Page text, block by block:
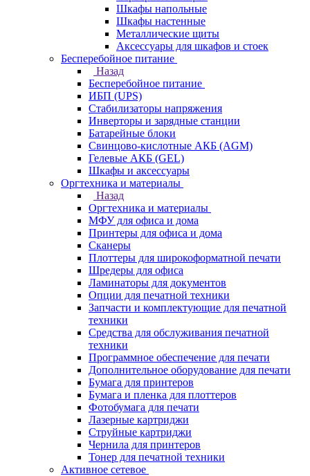
Шкафы напольные
Шкафы настенные
Металлические щиты
Аксессуары для шкафов и стоек
Бесперебойное питание
Назад
Бесперебойное питание
ИБП (UPS)
Стабилизаторы напряжения
Инверторы и зарядные станции
Батарейные блоки
Свинцово-кислотные АКБ (AGM)
Гелевые АКБ (GEL)
Шкафы и аксессуары
Оргтехника и материалы
Назад
Оргтехника и материалы
МФУ для офиса и дома
Принтеры для офиса и дома
Сканеры
Плоттеры для широкоформатной печати
Шредеры для офиса
Ламинаторы для документов
Опции для печатной техники
Запчасти и комплектующие для печатной
техники
Средства для обслуживания печатной
техники
Программное обеспечение для печати
Дополнительное оборудование для печати
Бумага для принтеров
Бумага и пленка для плоттеров
Фотобумага для печати
Лазерные картриджи
Струйные картриджи
Чернила для принтеров
Тонер для печатной техники
Активное сетевое